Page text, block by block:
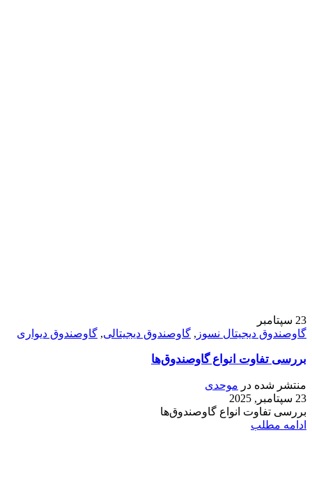
23 سپتامبر
گاوصندوق دیجیتال نسوز , گاوصندوق دیجیتالی, گاوصندوق دیواری
بررسی تفاوت انواع گاوصندوق‌ها
منتشر شده در موحدی
23 سپتامبر, 2025
بررسی تفاوت انواع گاوصندوق‌ها
ادامه مطلب